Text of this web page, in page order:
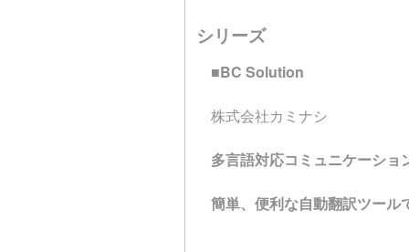
シリーズ
■BC Solution
株式会社カミナシ
多言語対応コミュニケーシ
簡単、便利な自動翻訳ツール